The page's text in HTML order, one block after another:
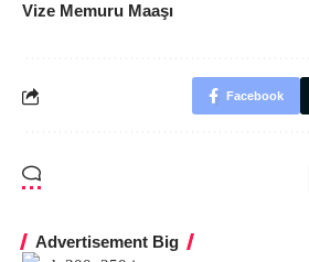
Vize Memuru Maaşı
Facebook
Advertisement Big